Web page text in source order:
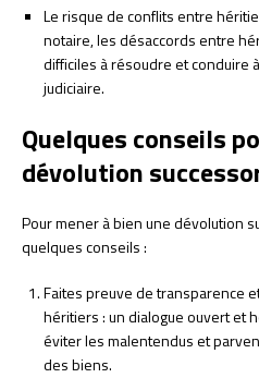
Le risque de conflits entre
notaire, les désaccords entre
difficiles à résoudre et conduire
judiciaire.
Quelques conseils
dévolution
Pour mener à bien une dévolution
quelques conseils :
Faites preuve de transparence
héritiers : un dialogue ouvert et
éviter les malentendus et
des biens.